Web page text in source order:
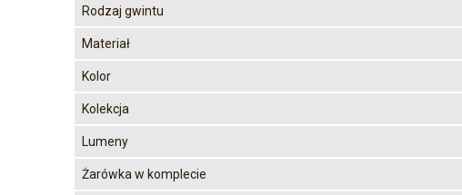
Rodzaj gwintu
Materiał
Kolor
Kolekcja
Lumeny
Żarówka w komplecie